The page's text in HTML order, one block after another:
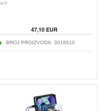
47,10EUR
BROJ PROIZVODA: 3016610